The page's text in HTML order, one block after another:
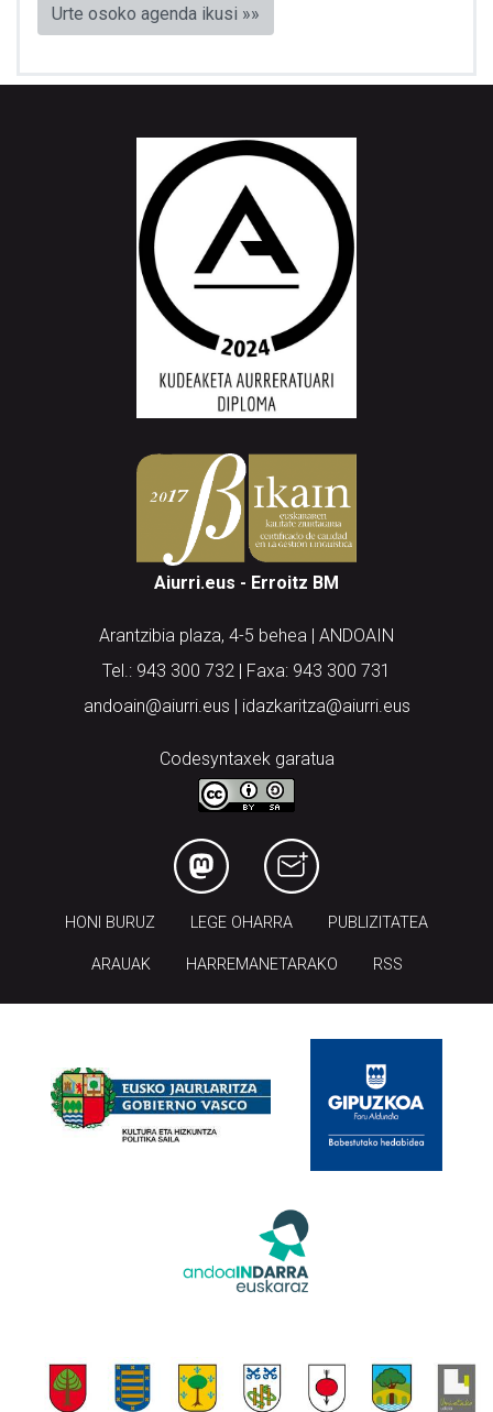
Urte osoko agenda ikusi »»
Aiurri.eus - Erroitz BM
Arantzibia plaza, 4-5 behea | ANDOAIN
Tel.: 943 300 732 | Faxa: 943 300 731
andoain@aiurri.eus | idazkaritza@aiurri.eus
Codesyntaxek garatua
HONI BURUZ LEGE OHARRA PUBLIZITATEA
ARAUAK HARREMANETARAKO RSS